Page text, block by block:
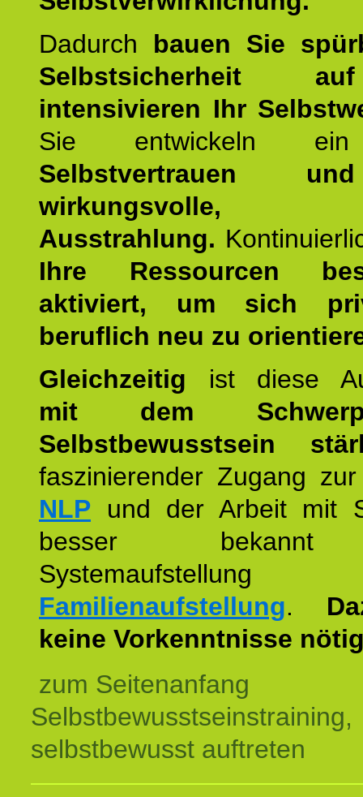
Dadurch bauen Sie
Selbstsicherheit
intensivieren Ihr
Sie entwickeln ein
Selbstvertrauen
wirkungsvolle,
Ausstrahlung.
Ihre Ressourcen
aktiviert, um sich
beruflich neu zu
Gleichzeitig ist diese
mit dem
Selbstbewusstsein
faszinierender Zugang
NLP und der Arbeit mit
besser
Familienaufstellung.
keine Vorkenntnisse
zum Seitenanfang
Selbstbewusstseinstraining,
selbstbewusst auftreten